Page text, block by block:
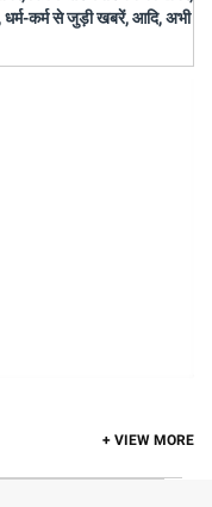
कर्म से जुड़ी खबरें, आदि, अभी
+ VIEW MORE